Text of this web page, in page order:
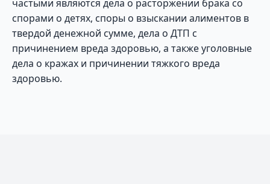
частыми являются дела о расторжении брака со
спорами о детях, споры о взыскании алиментов в
твердой денежной сумме, дела о ДТП с
причинением вреда здоровью, а также уголовные
дела о кражах и причинении тяжкого вреда
здоровью.